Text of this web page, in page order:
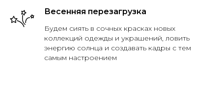
Весенняя перезагрузка
Будем сиять в сочных красках новых
коллекций одежды и украшений, ловить
энергию солнца и создавать кадры с тем
самым настроением